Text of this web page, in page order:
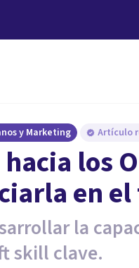
y Marketing Artículo
los
en
la
skill clave.